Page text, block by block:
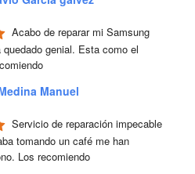
Acabo de reparar mi Samsung
genial. Esta como el
Manuel
Servicio de reparación impecable
tomando un café me han
Los recomiendo